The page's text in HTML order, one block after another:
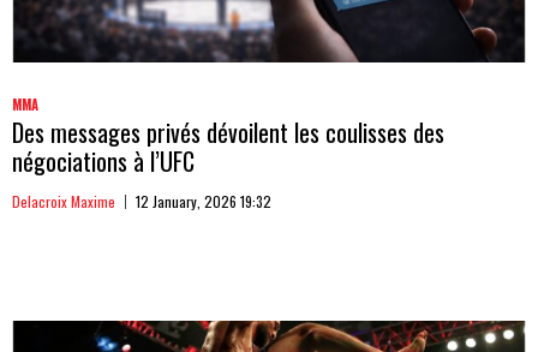
MMA
Des messages privés dévoilent les coulisses des
négociations à l’UFC
Delacroix Maxime 12 January, 2026 19:32